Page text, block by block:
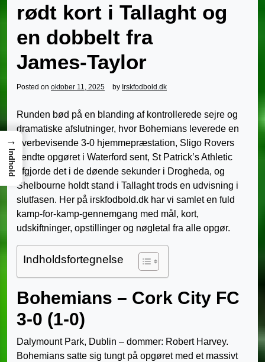
rødt kort i Tallaght og
en dobbelt fra
James‑Taylor
Posted on oktober 11, 2025 by Irskfodbold.dk
Runden bød på en blanding af kontrollerede sejre og
dramatiske afslutninger, hvor Bohemians leverede en
overbevisende 3-0 hjemmepræstation, Sligo Rovers
vendte opgøret i Waterford sent, St Patrick’s Athletic
afgjorde det i de døende sekunder i Drogheda, og
Shelbourne holdt stand i Tallaght trods en udvisning i
slutfasen. Her på irskfodbold.dk har vi samlet en fuld
kamp-for-kamp-gennemgang med mål, kort,
udskiftninger, opstillinger og nøgletal fra alle opgør.
Indholdsfortegnelse
Bohemians – Cork City FC
3-0 (1-0)
Dalymount Park, Dublin – dommer: Robert Harvey.
Bohemians satte sig tungt på opgøret med et massivt
→
Indhold